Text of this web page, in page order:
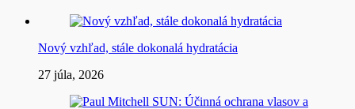
Nový vzhľad, stále dokonalá hydratácia
27 júla, 2026